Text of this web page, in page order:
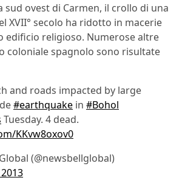
sud ovest di Carmen, il crollo di una
XVII° secolo ha ridotto in macerie
edificio religioso. Numerose altre
coloniale spagnolo sono risultate
and roads impacted by large
#earthquake in #Bohol
Tuesday. 4 dead.
KKvw8oxov0
(@newsbellglobal)